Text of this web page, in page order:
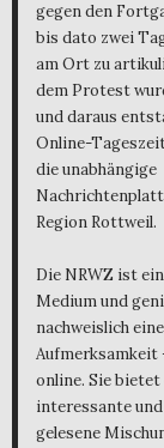
gegen den
bis dato zwei
am Ort zu
dem Protest
und daraus
Online-
die unabhängige
Region Rottweil.
Die NRWZ ist
Medium und
nachweislich
Aufmerksamkeit
online. Sie bietet
interessante
gelesene